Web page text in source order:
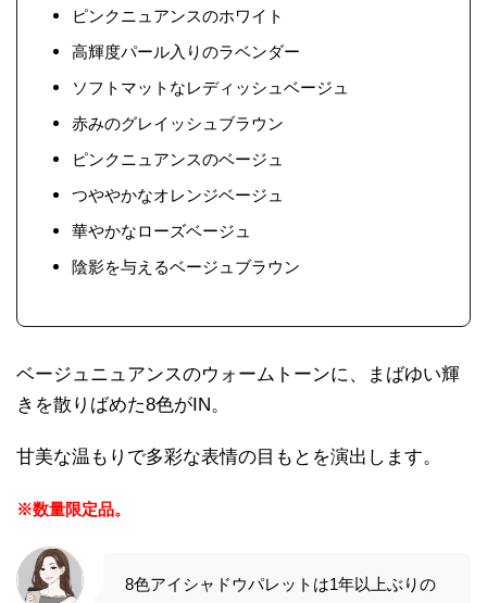
ピンクニュアンスのホワイト
高輝度パール入りのラベンダー
ソフトマットなレディッシュベージュ
赤みのグレイッシュブラウン
ピンクニュアンスのベージュ
つややかなオレンジベージュ
華やかなローズベージュ
陰影を与えるベージュブラウン
ベージュニュアンスのウォームトーンに、まばゆい輝
きを散りばめた8色がIN。
甘美な温もりで多彩な表情の目もとを演出します。
※数量限定品。
8色アイシャドウパレットは1年以上ぶりの